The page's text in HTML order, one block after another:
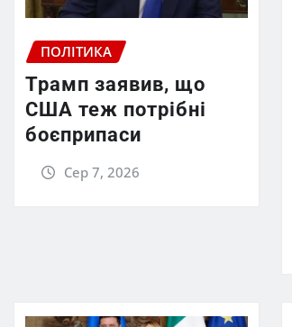
ПОЛІТИКА
Трамп заявив, що
США теж потрібні
боєприпаси
Сер 7, 2026